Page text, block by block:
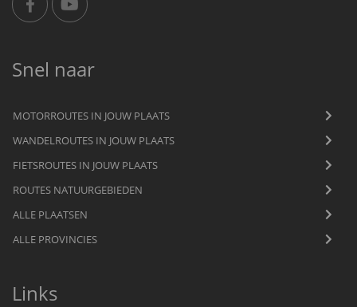
Snel naar
MOTORROUTES IN JOUW PLAATS
WANDELROUTES IN JOUW PLAATS
FIETSROUTES IN JOUW PLAATS
ROUTES NATUURGEBIEDEN
ALLE PLAATSEN
ALLE PROVINCIES
Links